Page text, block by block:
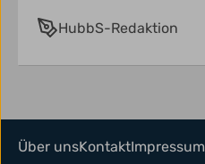
HubbS-Redaktion
Über unsKontaktImpressum